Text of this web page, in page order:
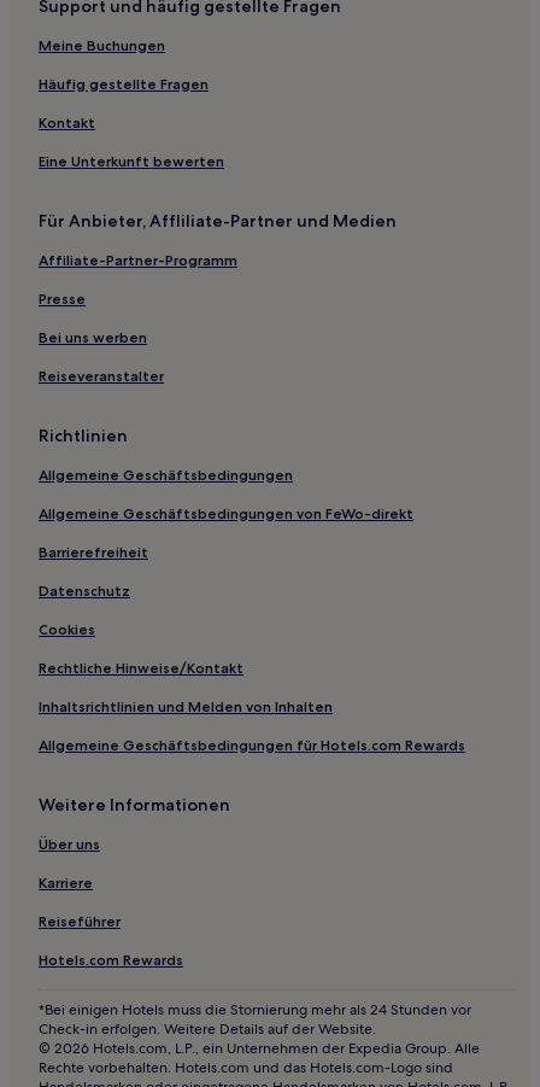
Support und häufig gestellte Fragen
Meine Buchungen
Häufig gestellte Fragen
Kontakt
Eine Unterkunft bewerten
Für Anbieter, Affliliate-Partner und Medien
Affiliate-Partner-Programm
Presse
Bei uns werben
Reiseveranstalter
Richtlinien
Allgemeine Geschäftsbedingungen
Allgemeine Geschäftsbedingungen von FeWo-direkt
Barrierefreiheit
Datenschutz
Cookies
Rechtliche Hinweise/Kontakt
Inhaltsrichtlinien und Melden von Inhalten
Allgemeine Geschäftsbedingungen für Hotels.com Rewards
Weitere Informationen
Über uns
Karriere
Reiseführer
Hotels.com Rewards
*Bei einigen Hotels muss die Stornierung mehr als 24 Stunden vor
Check-in erfolgen. Weitere Details auf der Website.
© 2026 Hotels.com, L.P., ein Unternehmen der Expedia Group. Alle
Rechte vorbehalten. Hotels.com und das Hotels.com-Logo sind